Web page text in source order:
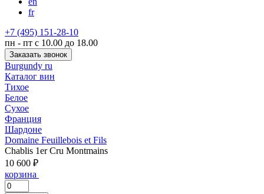
fr
+7 (495) 151-28-10
пн - пт с 10.00 до 18.00
Заказать звонок
Burgundy ru
Каталог вин
Тихое
Белое
Сухое
Франция
Шардоне
Domaine Feuillebois et Fils
Chablis 1er Cru Montmains
10 600 ₽
корзина